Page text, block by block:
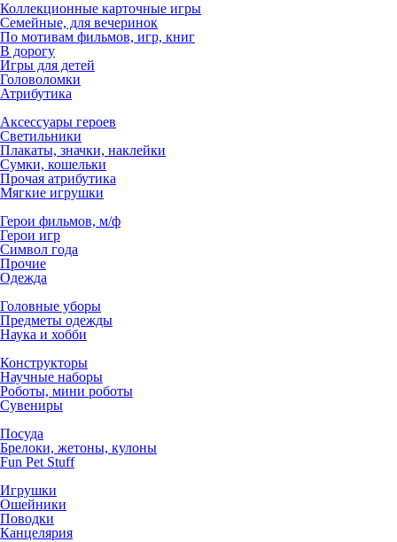
Коллекционные карточные игры
Семейные, для вечеринок
По мотивам фильмов, игр, книг
В дорогу
Игры для детей
Головоломки
Атрибутика
Аксессуары героев
Светильники
Плакаты, значки, наклейки
Сумки, кошельки
Прочая атрибутика
Мягкие игрушки
Герои фильмов, м/ф
Герои игр
Символ года
Прочие
Одежда
Головные уборы
Предметы одежды
Наука и хобби
Конструкторы
Научные наборы
Роботы, мини роботы
Сувениры
Посуда
Брелоки, жетоны, кулоны
Fun Pet Stuff
Игрушки
Ошейники
Поводки
Канцелярия